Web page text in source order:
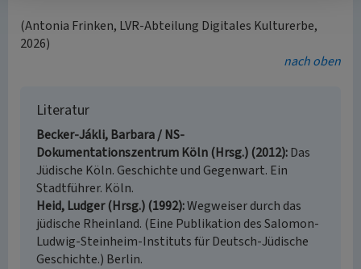
(Antonia Frinken, LVR-Abteilung Digitales Kulturerbe,
2026)
nach oben
Literatur
Becker-Jákli, Barbara / NS-
Dokumentationszentrum Köln (Hrsg.) (2012) Das
Jüdische Köln. Geschichte und Gegenwart. Ein
Stadtführer. Köln.
Heid, Ludger (Hrsg.) (1992) Wegweiser durch das
jüdische Rheinland. (Eine Publikation des Salomon-
Ludwig-Steinheim-Instituts für Deutsch-Jüdische
Geschichte.) Berlin.